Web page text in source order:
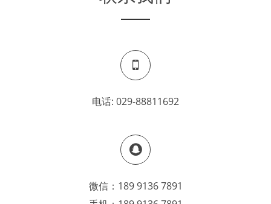
电话: 029-88811692
微信： 189 9136 7891